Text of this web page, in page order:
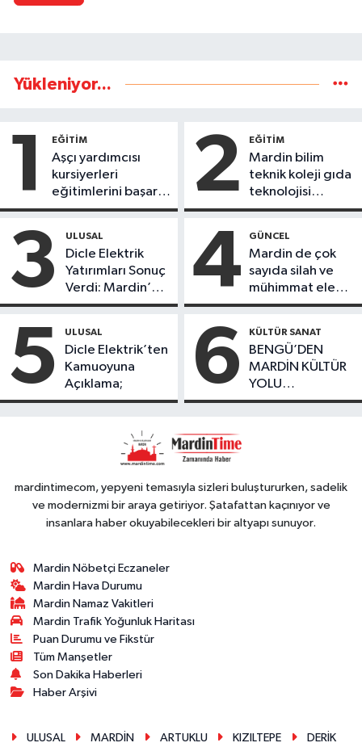
Yükleniyor...
1 EĞİTİM
Aşçı yardımcısı
kursiyerleri
eğitimlerini başarı
ile tamamladı
2 EĞİTİM
Mardin bilim
teknik koleji gıda
teknolojisi
öğrencileri
ürünlerini satarak
köydeki
çoçuklara kitap
desteğinde
bulundu
3 ULUSAL
Dicle Elektrik
Yatırımları Sonuç
Verdi: Mardin’de
Kayıp Kaçak
Düşüş
4 GÜNCEL
Mardin de çok
sayıda silah ve
mühimmat ele
geçirildi
5 ULUSAL
Dicle Elektrik’ten
Kamuoyuna
Açıklama;
6 KÜLTÜR SANAT
BENGÜ’DEN
MARDİN KÜLTÜR
YOLU
FESTIVALİ’NDE
mardintimecom, yepyeni temasıyla sizleri buluştururken, sadelik
ve modernizmi bir araya getiriyor. Şatafattan kaçınıyor ve
insanlara haber okuyabilecekleri bir altyapı sunuyor.
Mardin Nöbetçi Eczaneler
Mardin Hava Durumu
Mardin Namaz Vakitleri
Mardin Trafik Yoğunluk Haritası
Puan Durumu ve Fikstür
Tüm Manşetler
Son Dakika Haberleri
Haber Arşivi
ULUSAL MARDİN ARTUKLU KIZILTEPE DERİK